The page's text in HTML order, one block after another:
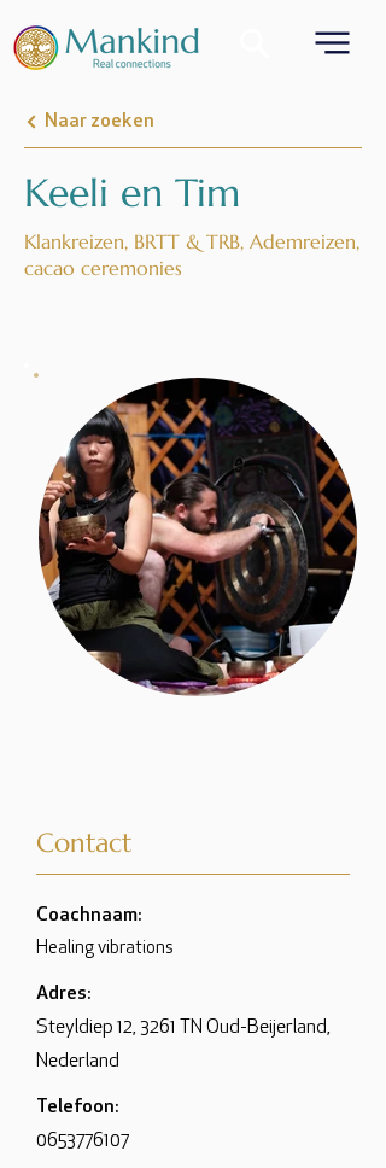
Naar zoeken
Keeli en Tim
Klankreizen, BRTT & TRB, Ademreizen,
cacao ceremonies
Contact
Coachnaam:
Healing vibrations
Adres:
Steyldiep 12, 3261 TN Oud-Beijerland,
Nederland
Telefoon:
0653776107